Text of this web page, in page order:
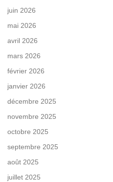
juin 2026
mai 2026
avril 2026
mars 2026
février 2026
janvier 2026
décembre 2025
novembre 2025
octobre 2025
septembre 2025
août 2025
juillet 2025